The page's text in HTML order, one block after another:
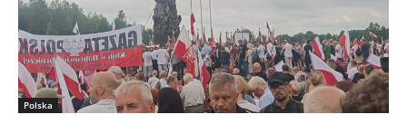
Polska